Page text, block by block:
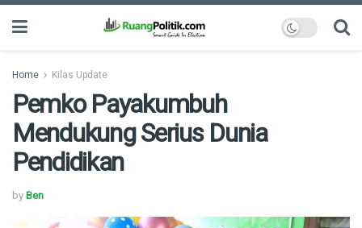
Home Kilas Update
Pemko Payakumbuh
Mendukung Serius Dunia
Pendidikan
by Ben